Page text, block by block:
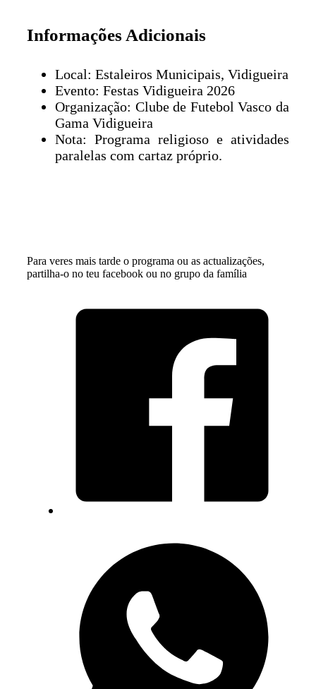
Informações Adicionais
Local: Estaleiros Municipais, Vidigueira
Evento: Festas Vidigueira 2026
Organização: Clube de Futebol Vasco da
Gama Vidigueira
Nota: Programa religioso e atividades
paralelas com cartaz próprio.
Para veres mais tarde o programa ou as actualizações,
partilha-o no teu facebook ou no grupo da família